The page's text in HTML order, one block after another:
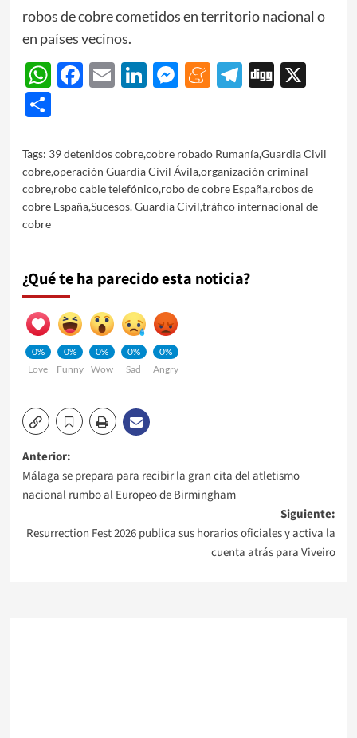
robos de cobre cometidos en territorio nacional o
en países vecinos.
WhatsApp
Facebook
EmailLinkedIn
Messenger
Meneame
Telegram
Digg
X
Share
Tags: 39 detenidos cobre,cobre robado Rumanía,Guardia Civil
cobre,operación Guardia Civil Ávila,organización criminal
cobre,robo cable telefónico,robo de cobre España,robos de
cobre España,Sucesos. Guardia Civil,tráfico internacional de
cobre
¿Qué te ha parecido esta noticia?
0%
Love
0%
Funny
0%
Wow
0%
Sad
0%
Angry
Navegación
de
entradas
Anterior:
Málaga se prepara para recibir la gran cita del atletismo
nacional rumbo al Europeo de Birmingham
Siguiente:
Resurrection Fest 2026 publica sus horarios oficiales y activa la
cuenta atrás para Viveiro